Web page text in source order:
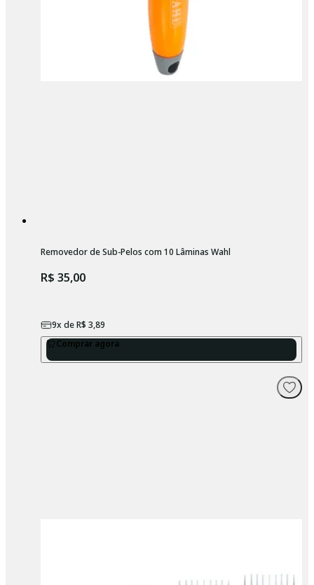
Removedor de Sub-Pelos com 10 Lâminas Wahl
R$ 35,00
9x deR$ 3,89
Comprar agora